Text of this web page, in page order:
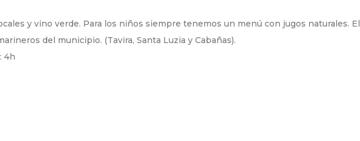
y vino verde. Para los niños siempre tenemos un menú con jugos naturales. El
del municipio. (Tavira, Santa Luzia y Cabañas).
4h